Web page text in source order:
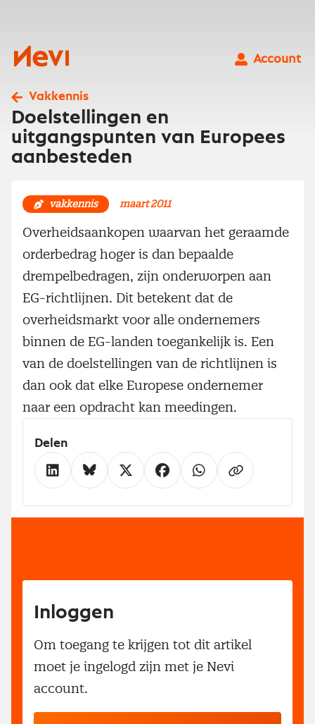
Nevi
Account
Vakkennis
Doelstellingen en
uitgangspunten van Europees
aanbesteden
vakkennis maart 2011
Overheidsaankopen waarvan het geraamde
orderbedrag hoger is dan bepaalde
drempelbedragen, zijn onderworpen aan
EG-richtlijnen. Dit betekent dat de
overheidsmarkt voor alle ondernemers
binnen de EG-landen toegankelijk is. Een
van de doelstellingen van de richtlijnen is
dan ook dat elke Europese ondernemer
naar een opdracht kan meedingen.
Delen
Inloggen
Om toegang te krijgen tot dit artikel
moet je ingelogd zijn met je Nevi
account.